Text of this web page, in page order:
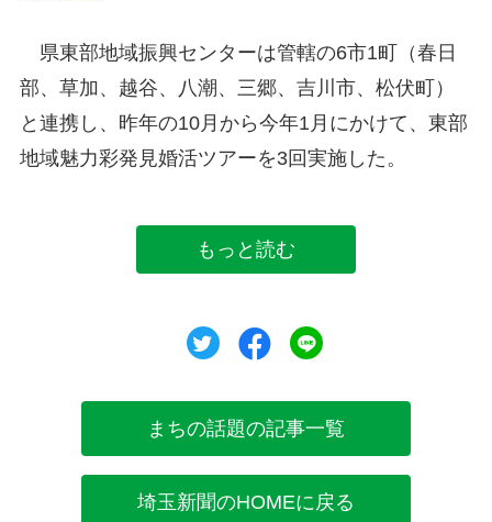
県東部地域振興センターは管轄の6市1町（春日
部、草加、越谷、八潮、三郷、吉川市、松伏町）
と連携し、昨年の10月から今年1月にかけて、東部
地域魅力彩発見婚活ツアーを3回実施した。
もっと読む
ツイートシェア
まちの話題の記事一覧
埼玉新聞のHOMEに戻る